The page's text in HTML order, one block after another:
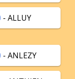
- ALLUY
- ANLEZY